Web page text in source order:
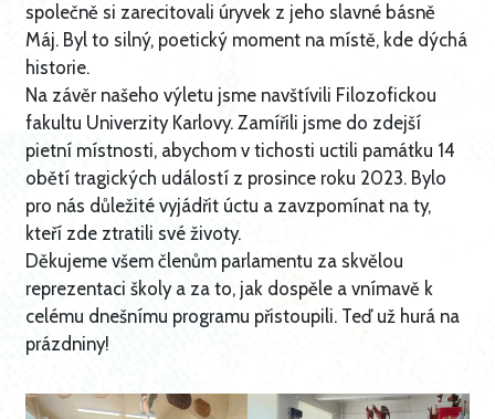
společně si zarecitovali úryvek z jeho slavné básně
Máj. Byl to silný, poetický moment na místě, kde dýchá
historie.
​Na závěr našeho výletu jsme navštívili Filozofickou
fakultu Univerzity Karlovy. Zamířili jsme do zdejší
pietní místnosti, abychom v tichosti uctili památku 14
obětí tragických událostí z prosince roku 2023. Bylo
pro nás důležité vyjádřit úctu a zavzpomínat na ty,
kteří zde ztratili své životy.
​Děkujeme všem členům parlamentu za skvělou
reprezentaci školy a za to, jak dospěle a vnímavě k
celému dnešnímu programu přistoupili. Teď už hurá na
prázdniny!